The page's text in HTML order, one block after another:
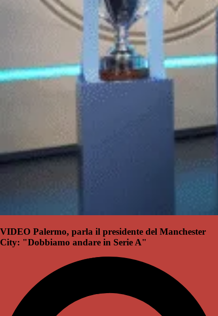
VIDEO Palermo, parla il presidente del Manchester
City: "Dobbiamo andare in Serie A"